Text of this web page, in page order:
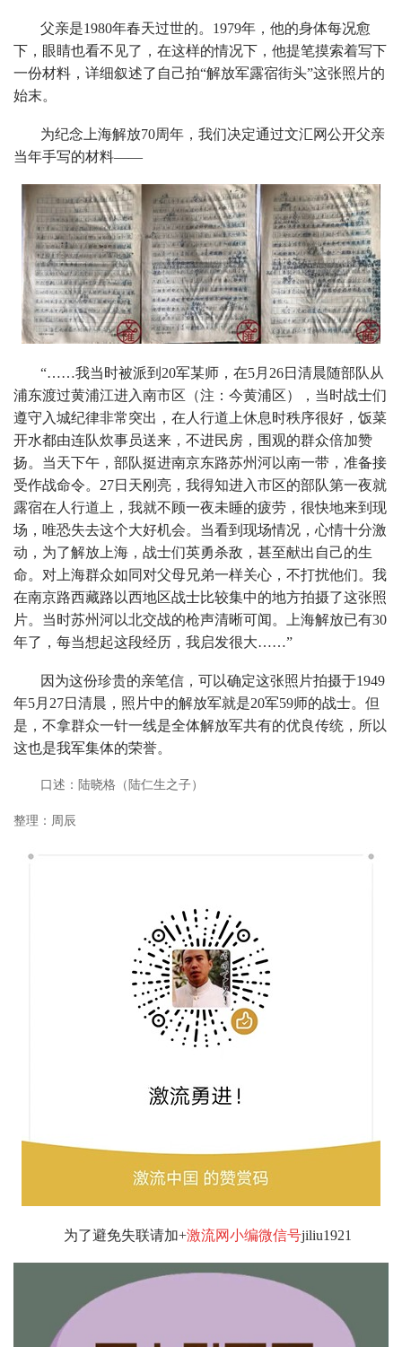
父亲是1980年春天过世的。1979年，他的身体每况愈
下，眼睛也看不见了，在这样的情况下，他提笔摸索着写下
一份材料，详细叙述了自己拍“解放军露宿街头”这张照片的
始末。
为纪念上海解放70周年，我们决定通过文汇网公开父亲
当年手写的材料——
“……我当时被派到20军某师，在5月26日清晨随部队从
浦东渡过黄浦江进入南市区（注：今黄浦区），当时战士们
遵守入城纪律非常突出，在人行道上休息时秩序很好，饭菜
开水都由连队炊事员送来，不进民房，围观的群众倍加赞
扬。当天下午，部队挺进南京东路苏州河以南一带，准备接
受作战命令。27日天刚亮，我得知进入市区的部队第一夜就
露宿在人行道上，我就不顾一夜未睡的疲劳，很快地来到现
场，唯恐失去这个大好机会。当看到现场情况，心情十分激
动，为了解放上海，战士们英勇杀敌，甚至献出自己的生
命。对上海群众如同对父母兄弟一样关心，不打扰他们。我
在南京路西藏路以西地区战士比较集中的地方拍摄了这张照
片。当时苏州河以北交战的枪声清晰可闻。上海解放已有30
年了，每当想起这段经历，我启发很大……”
因为这份珍贵的亲笔信，可以确定这张照片拍摄于1949
年5月27日清晨，照片中的解放军就是20军59师的战士。但
是，不拿群众一针一线是全体解放军共有的优良传统，所以
这也是我军集体的荣誉。
口述：陆晓格（陆仁生之子）
整理：周辰
为了避免失联请加+激流网小编微信号jiliu1921